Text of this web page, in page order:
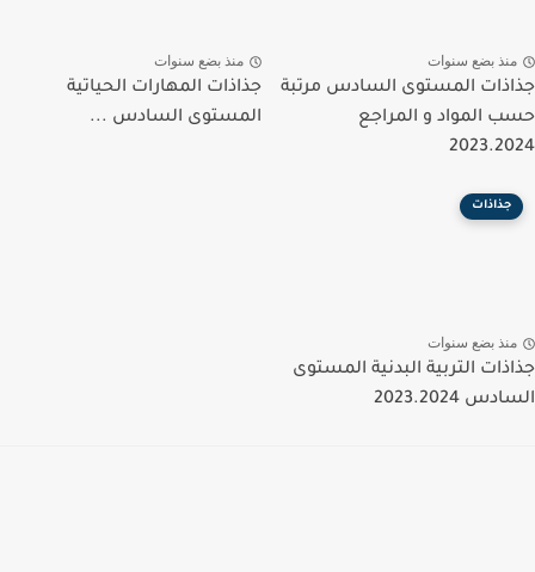
منذ بضع سنوات
جذاذات المستوى السادس مرتبة
حسب المواد و المراجع
2023.2024
منذ بضع سنوات
جذاذات المهارات الحياتية
المستوى السادس ...
جذاذات
منذ بضع سنوات
جذاذات التربية البدنية المستوى
السادس 2023.2024